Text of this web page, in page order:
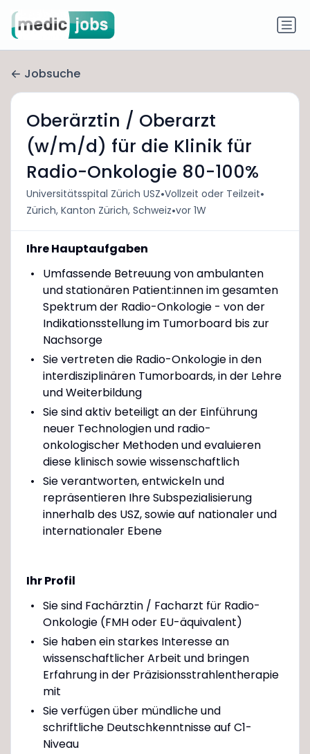
Jobsuche
Oberärztin / Oberarzt
(w/m/d) für die Klinik für
Radio-Onkologie 80-100%
Universitätsspital Zürich USZ•Vollzeit oder Teilzeit•
Zürich, Kanton Zürich, Schweiz•vor 1W
Ihre Hauptaufgaben
Umfassende Betreuung von ambulanten
und stationären Patient:innen im gesamten
Spektrum der Radio-Onkologie - von der
Indikationsstellung im Tumorboard bis zur
Nachsorge
Sie vertreten die Radio-Onkologie in den
interdisziplinären Tumorboards, in der Lehre
und Weiterbildung
Sie sind aktiv beteiligt an der Einführung
neuer Technologien und radio-
onkologischer Methoden und evaluieren
diese klinisch sowie wissenschaftlich
Sie verantworten, entwickeln und
repräsentieren Ihre Subspezialisierung
innerhalb des USZ, sowie auf nationaler und
internationaler Ebene
Ihr Profil
Sie sind Fachärztin / Facharzt für Radio-
Onkologie (FMH oder EU-äquivalent)
Sie haben ein starkes Interesse an
wissenschaftlicher Arbeit und bringen
Erfahrung in der Präzisionsstrahlentherapie
mit
Sie verfügen über mündliche und
schriftliche Deutschkenntnisse auf C1-
Niveau